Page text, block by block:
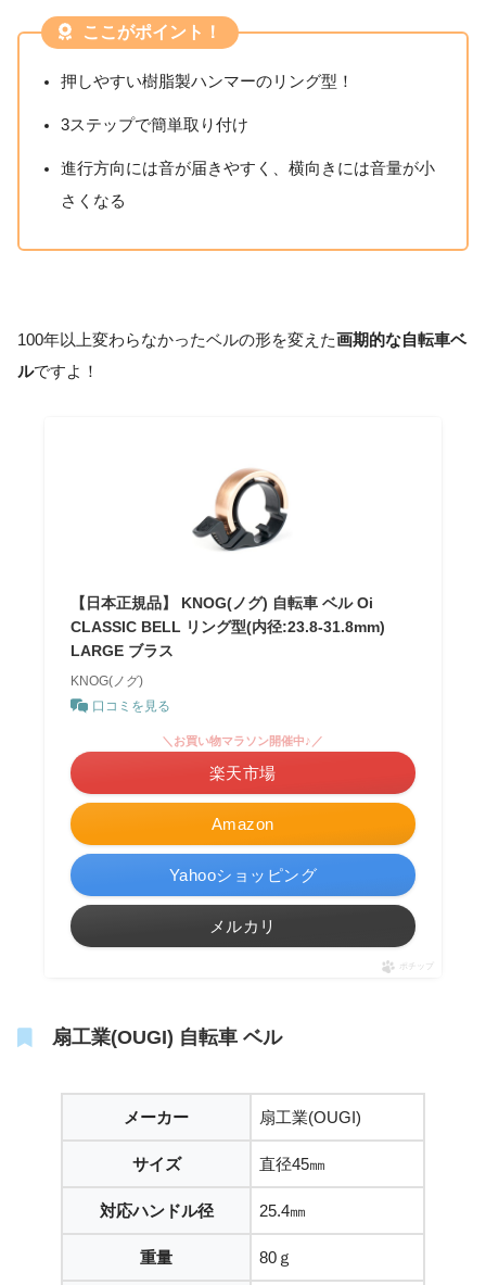
ここがポイント！
押しやすい樹脂製ハンマーのリング型！
3ステップで簡単取り付け
進行方向には音が届きやすく、横向きには音量が小
さくなる
100年以上変わらなかったベルの形を変えた画期的な自転車ベ
ルですよ！
【日本正規品】 KNOG(ノグ) 自転車 ベル Oi
CLASSIC BELL リング型(内径:23.8-31.8mm)
LARGE ブラス
KNOG(ノグ)
口コミを見る
Amazon
＼お買い物マラソン開催中♪／
楽天市場
Yahooショッピング
メルカリ
ポチップ
扇工業(OUGI) 自転車 ベル
メーカー 扇工業(OUGI)
サイズ 直径45㎜
対応ハンドル径 25.4㎜
重量 80ｇ